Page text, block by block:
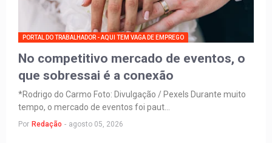
PORTAL DO TRABALHADOR - AQUI TEM VAGA DE EMPREGO
No competitivo mercado de eventos, o
que sobressai é a conexão
*Rodrigo do Carmo Foto: Divulgação / Pexels Durante muito
tempo, o mercado de eventos foi paut…
Por Redação - agosto 05, 2026